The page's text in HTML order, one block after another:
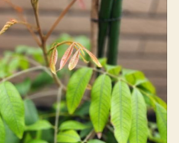
芽
的
變
化〉
中